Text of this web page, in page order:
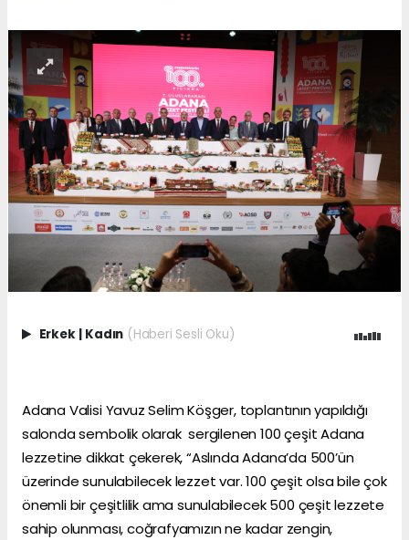
Erkek | Kadın (Haberi Sesli Oku)
Adana Valisi Yavuz Selim Köşger, toplantının yapıldığı
salonda sembolik olarak sergilenen 100 çeşit Adana
lezzetine dikkat çekerek, “Aslında Adana’da 500’ün
üzerinde sunulabilecek lezzet var. 100 çeşit olsa bile çok
önemli bir çeşitlilik ama sunulabilecek 500 çeşit lezzete
sahip olunması, coğrafyamızın ne kadar zengin,